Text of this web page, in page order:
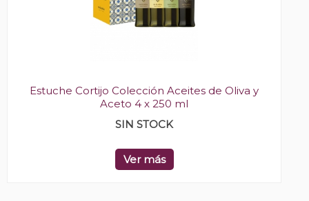
Estuche Cortijo Colección Aceites de Oliva y
Aceto 4 x 250 ml
SIN STOCK
Ver más